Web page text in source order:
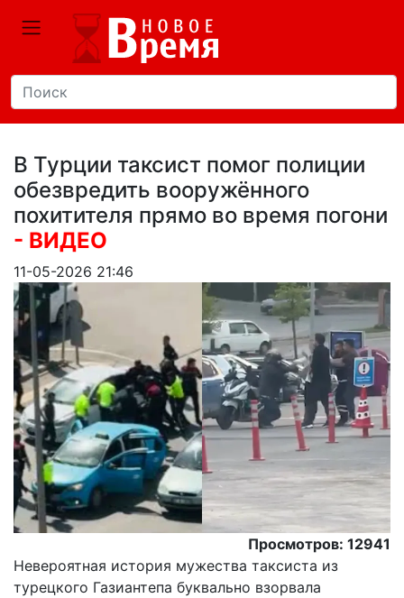
В Турции таксист помог полиции
обезвредить вооружённого
похитителя прямо во время погони
- ВИДЕО
11-05-2026 21:46
Просмотров: 12941
Невероятная история мужества таксиста из
турецкого Газиантепа буквально взорвала